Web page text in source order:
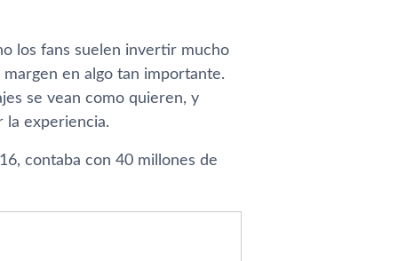
los fans suelen invertir mucho
en algo tan importante.
se vean como quieren, y
la experiencia.
contaba con 40 millones de